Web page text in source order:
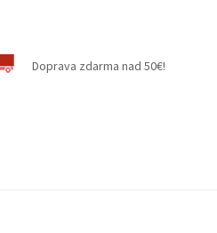
Doprava zdarma nad 50€!